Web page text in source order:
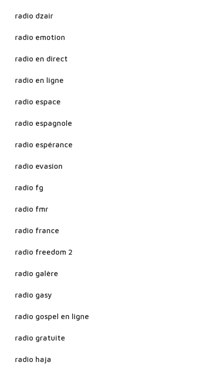
radio dzair
radio emotion
radio en direct
radio en ligne
radio espace
radio espagnole
radio espérance
radio evasion
radio fg
radio fmr
radio france
radio freedom 2
radio galère
radio gasy
radio gospel en ligne
radio gratuite
radio haja